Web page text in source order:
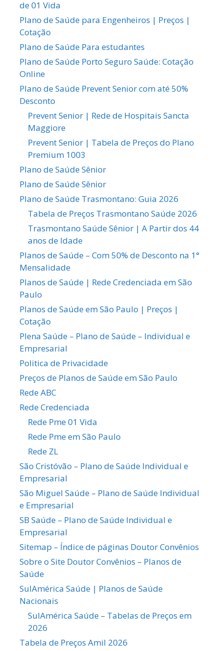
de 01 Vida
Plano de Saúde para Engenheiros | Preços |
Cotação
Plano de Saúde Para estudantes
Plano de Saúde Porto Seguro Saúde: Cotação
Online
Plano de Saúde Prevent Senior com até 50%
Desconto
Prevent Senior | Rede de Hospitais Sancta
Maggiore
Prevent Senior | Tabela de Preços do Plano
Premium 1003
Plano de Saúde Sênior
Plano de Saúde Sênior
Plano de Saúde Trasmontano: Guia 2026
Tabela de Preços Trasmontano Saúde 2026
Trasmontano Saúde Sênior | A Partir dos 44
anos de Idade
Planos de Saúde – Com 50% de Desconto na 1°
Mensalidade
Planos de Saúde | Rede Credenciada em São
Paulo
Planos de Saúde em São Paulo | Preços |
Cotação
Plena Saúde – Plano de Saúde – Individual e
Empresarial
Politica de Privacidade
Preços de Planos de Saúde em São Paulo
Rede ABC
Rede Credenciada
Rede Pme 01 Vida
Rede Pme em São Paulo
Rede ZL
São Cristóvão – Plano de Saúde Individual e
Empresarial
São Miguel Saúde – Plano de Saúde Individual
e Empresarial
SB Saúde – Plano de Saúde Individual e
Empresarial
Sitemap – Índice de páginas Doutor Convênios
Sobre o Site Doutor Convênios – Planos de
Saúde
SulAmérica Saúde | Planos de Saúde
Nacionais
SulAmérica Saúde – Tabelas de Preços em
2026
Tabela de Preços Amil 2026